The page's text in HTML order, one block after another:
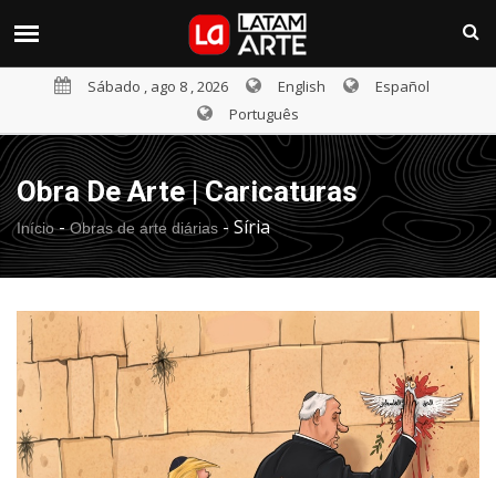
Sábado , ago 8 , 2026 English
Español
Português
Obra De Arte | Caricaturas
Início- Obras de arte diárias - Sí­ria